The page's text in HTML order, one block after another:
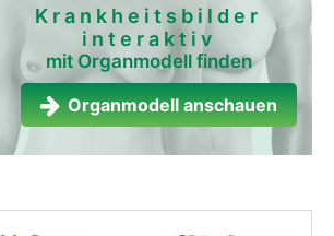
Krankheitsbilder
interaktiv
mit Organmodell finden
Organmodell anschauen